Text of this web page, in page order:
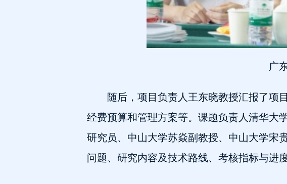
广
随后，项目负责人王东晓教授汇报了项
经费预算和管理方案等。课题负责人清华大
研究员、中山大学苏焱副教授、中山大学宋
问题、研究内容及技术路线、考核指标与进